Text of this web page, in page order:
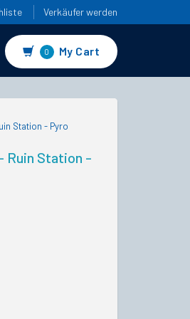
Verkäufer werden
0 My Cart
Ruin Station -